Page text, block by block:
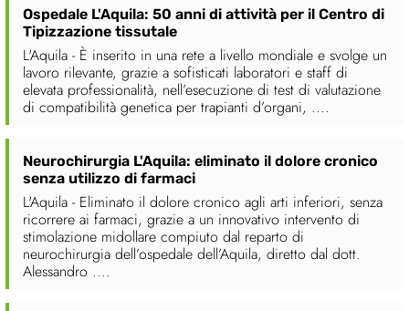
Ospedale L'Aquila: 50 anni di attività per il Centro di
Tipizzazione tissutale
L'Aquila - È inserito in una rete a livello mondiale e svolge un
lavoro rilevante, grazie a sofisticati laboratori e staff di
elevata professionalità, nell’esecuzione di test di valutazione
di compatibilità genetica per trapianti d’organi, ....
Neurochirurgia L'Aquila: eliminato il dolore cronico
senza utilizzo di farmaci
L'Aquila - Eliminato il dolore cronico agli arti inferiori, senza
ricorrere ai farmaci, grazie a un innovativo intervento di
stimolazione midollare compiuto dal reparto di
neurochirurgia dell’ospedale dell’Aquila, diretto dal dott.
Alessandro ....